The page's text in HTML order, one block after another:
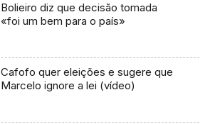
Bolieiro diz que decisão tomada
«foi um bem para o país»
Cafofo quer eleições e sugere que
Marcelo ignore a lei (vídeo)